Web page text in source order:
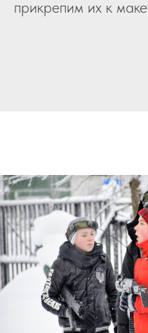
прикрепим их к